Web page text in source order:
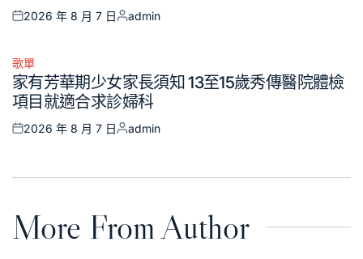
Posted
2026 年 8 月 7 日
Posted
admin
Posted
in
歌單
家有芳華期少女家長須知 13至15歲秀傳醫院體檢
項目就適合求診婦科
Posted
2026 年 8 月 7 日
Posted
admin
More From Author